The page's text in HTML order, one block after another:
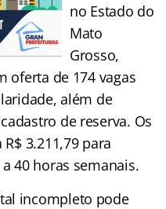
no Estado do
Mato
Grosso,
oferta de 174 vagas
além de
de reserva. Os
3.211,79 para
40 horas semanais.
incompleto pode